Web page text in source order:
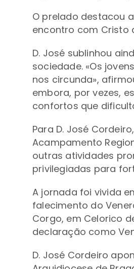
O prelado destacou
encontro com Cristo
D. José sublinhou
sociedade. «Os
nos circunda»,
embora, por vezes,
confortos que
Para D. José
Acampamento
outras atividades
privilegiadas para
A jornada foi vivida
falecimento do
Corgo, em Celorico
declaração como
D. José Cordeiro